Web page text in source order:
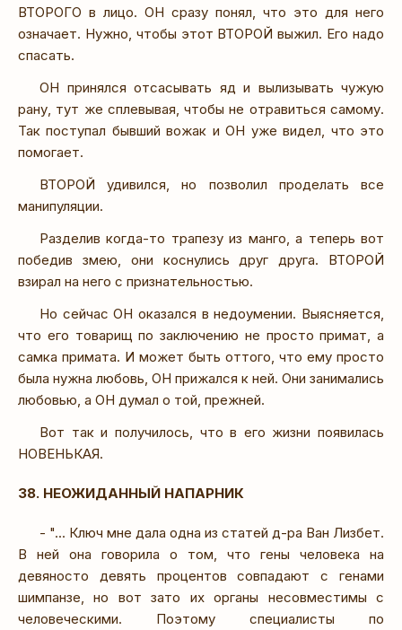
ВТОРОГО в лицо. ОН сразу понял, что это для него
означает. Нужно, чтобы этот ВТОРОЙ выжил. Его надо
спасать.
ОН принялся отсасывать яд и вылизывать чужую
рану, тут же сплевывая, чтобы не отравиться самому.
Так поступал бывший вожак и ОН уже видел, что это
помогает.
ВТОРОЙ удивился, но позволил проделать все
манипуляции.
Разделив когда-то трапезу из манго, а теперь вот
победив змею, они коснулись друг друга. ВТОРОЙ
взирал на него с признательностью.
Но сейчас ОН оказался в недоумении. Выясняется,
что его товарищ по заключению не просто примат, а
самка примата. И может быть оттого, что ему просто
была нужна любовь, ОН прижался к ней. Они занимались
любовью, а ОН думал о той, прежней.
Вот так и получилось, что в его жизни появилась
НОВЕНЬКАЯ.
38. НЕОЖИДАННЫЙ НАПАРНИК
- "... Ключ мне дала одна из статей д-ра Ван Лизбет.
В ней она говорила о том, что гены человека на
девяносто девять процентов совпадают с генами
шимпанзе, но вот зато их органы несовместимы с
человеческими. Поэтому специалисты по